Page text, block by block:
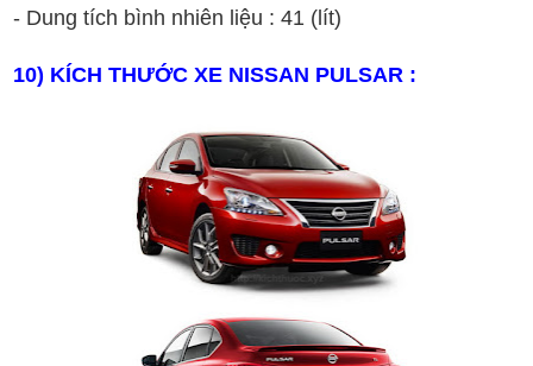
- Dung tích bình nhiên liệu :41 (lít)
10) KÍCH THƯỚC XE NISSAN PULSAR :